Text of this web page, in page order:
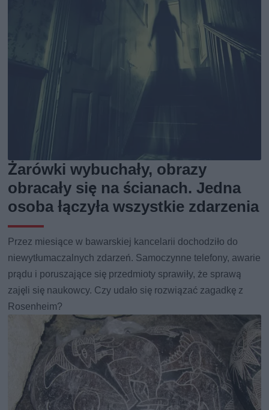
Żarówki wybuchały, obrazy
obracały się na ścianach. Jedna
osoba łączyła wszystkie zdarzenia
Przez miesiące w bawarskiej kancelarii dochodziło do
niewytłumaczalnych zdarzeń. Samoczynne telefony, awarie
prądu i poruszające się przedmioty sprawiły, że sprawą
zajęli się naukowcy. Czy udało się rozwiązać zagadkę z
Rosenheim?